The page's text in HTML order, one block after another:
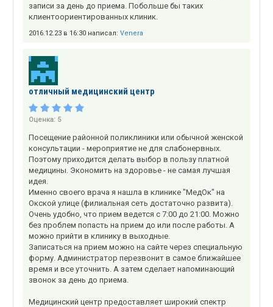
записи за день до приема. Побольше бы таких
клиентоориентированных клиник.
2016.12.23 в 16:30 написал: Venera
отличный медицинский центр
Оценка: 5
Посещение районной поликлиники или обычной женской
консультации - мероприятие не для слабонервных.
Поэтому приходится делать выбор в пользу платной
медицины. Экономить на здоровье - не самая лучшая
идея.
Именно своего врача я нашла в клинике "МедОк" на
Окской улице (филиальная сеть достаточно развита).
Очень удобно, что прием ведется с 7:00 до 21:00. Можно
без проблем попасть на прием до или после работы. А
можно прийти в клинику в выходные.
Записаться на прием можно на сайте через специальную
форму. Администратор перезвонит в самое ближайшее
время и все уточнить. А затем сделает напоминающий
звонок за день до приема.
Медицинский центр предоставляет широкий спектр